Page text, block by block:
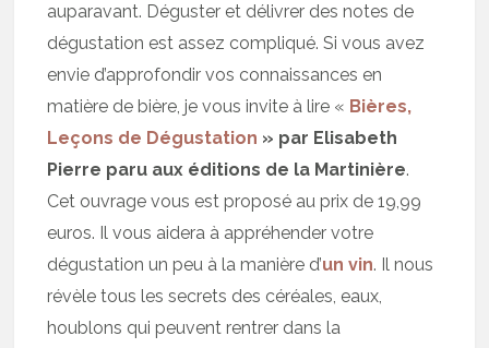
auparavant. Déguster et délivrer des notes de
dégustation est assez compliqué. Si vous avez
envie d’approfondir vos connaissances en
matière de bière, je vous invite à lire « Bières,
Leçons de Dégustation » par Elisabeth
Pierre paru aux éditions de la Martinière.
Cet ouvrage vous est proposé au prix de 19,99
euros. Il vous aidera à appréhender votre
dégustation un peu à la manière d’un vin. Il nous
révèle tous les secrets des céréales, eaux,
houblons qui peuvent rentrer dans la